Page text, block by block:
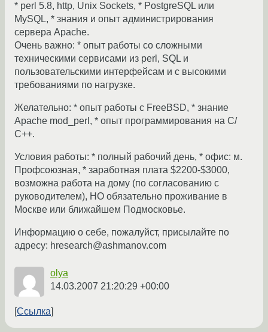
* perl 5.8, http, Unix Sockets, * PostgreSQL или
MySQL, * знания и опыт администрирования
сервера Apache.
Очень важно: * опыт работы со сложными
техническими сервисами из perl, SQL и
пользовательскими интерфейсам и с высокими
требованиями по нагрузке.
Желательно: * опыт работы с FreeBSD, * знание
Apache mod_perl, * опыт программирования на С/
С++.
Условия работы: * полный рабочий день, * офис: м.
Профсоюзная, * заработная плата $2200-$3000,
возможна работа на дому (по согласованию с
руководителем), НО обязательно проживание в
Москве или ближайшем Подмосковье.
Информацию о себе, пожалуйст, присылайте по
адресу: hresearch@ashmanov.com
olya
14.03.2007 21:20:29 +00:00
Ссылка